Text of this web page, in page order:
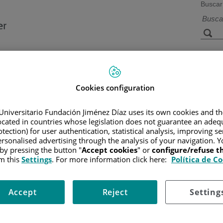
Buscar
Instalaciones y
tecnología
/INFORMACIÓN Y SOPORTE AL PACIENTE/TIPOS DE
DE GLIOMAS DEL TRONCO CEREBRAL EN NIÑOS
en niños
difusos (DIPG) o gliomas de bajo grado o focalizados.
extiende a lo largo de la base del cerebro. Es difícil de tratar y tiene mal
lento y se encuentra delimitado en un área del tronco cerebral. Es más
Cookies configuration
Fundación Jiménez Díaz uses its own cookies and
in countries whose legislation does not guarantee an
for user authentication, statistical analysis, improving
advertising through the analysis of your navigation.
pressing the button "Accept cookies" or configure/refuse
thisSettings. For more information click here: Política de
Reject
Accept